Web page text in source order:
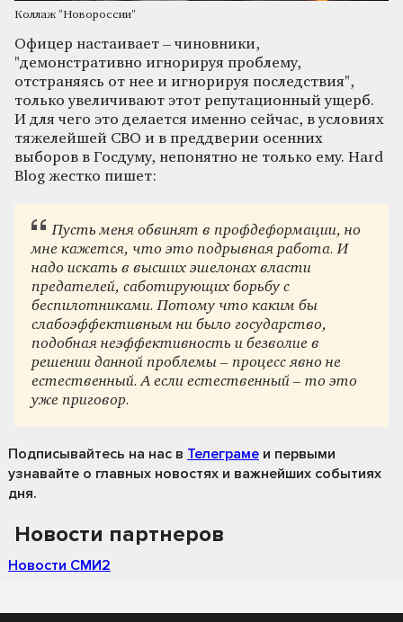
Коллаж "Новороссии"
Офицер настаивает – чиновники,
"демонстративно игнорируя проблему,
отстраняясь от нее и игнорируя последствия",
только увеличивают этот репутационный ущерб.
И для чего это делается именно сейчас, в условиях
тяжелейшей СВО и в преддверии осенних
выборов в Госдуму, непонятно не только ему. Hard
Blog жестко пишет:
Пусть меня обвинят в профдеформации, но
мне кажется, что это подрывная работа. И
надо искать в высших эшелонах власти
предателей, саботирующих борьбу с
беспилотниками. Потому что каким бы
слабоэффективным ни было государство,
подобная неэффективность и безволие в
решении данной проблемы – процесс явно не
естественный. А если естественный – то это
уже приговор.
Подписывайтесь на нас в Телеграме и первыми
узнавайте о главных новостях и важнейших событиях
дня.
Новости партнеров
Новости СМИ2